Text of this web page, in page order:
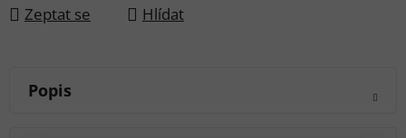
Zeptat se Hlídat
Popis